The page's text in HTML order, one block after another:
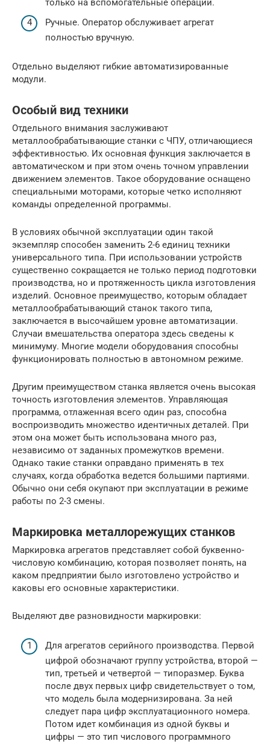
только на вспомогательные операции.
Ручные. Оператор обслуживает агрегат
полностью вручную.
Отдельно выделяют гибкие автоматизированные
модули.
Особый вид техники
Отдельного внимания заслуживают
металлообрабатывающие станки с ЧПУ, отличающиеся
эффективностью. Их основная функция заключается в
автоматическом и при этом очень точном управлении
движением элементов. Такое оборудование оснащено
специальными моторами, которые четко исполняют
команды определенной программы.
В условиях обычной эксплуатации один такой
экземпляр способен заменить 2-6 единиц техники
универсального типа. При использовании устройств
существенно сокращается не только период подготовки
производства, но и протяженность цикла изготовления
изделий. Основное преимущество, которым обладает
металлообрабатывающий станок такого типа,
заключается в высочайшем уровне автоматизации.
Случаи вмешательства оператора здесь сведены к
минимуму. Многие модели оборудования способны
функционировать полностью в автономном режиме.
Другим преимуществом станка является очень высокая
точность изготовления элементов. Управляющая
программа, отлаженная всего один раз, способна
воспроизводить множество идентичных деталей. При
этом она может быть использована много раз,
независимо от заданных промежутков времени.
Однако такие станки оправдано применять в тех
случаях, когда обработка ведется большими партиями.
Обычно они себя окупают при эксплуатации в режиме
работы по 2-3 смены.
Маркировка металлорежущих станков
Маркировка агрегатов представляет собой буквенно-
числовую комбинацию, которая позволяет понять, на
каком предприятии было изготовлено устройство и
каковы его основные характеристики.
Выделяют две разновидности маркировки:
Для агрегатов серийного производства. Первой
цифрой обозначают группу устройства, второй —
тип, третьей и четвертой — типоразмер. Буква
после двух первых цифр свидетельствует о том,
что модель была модернизирована. За ней
следует пара цифр эксплуатационного номера.
Потом идет комбинация из одной буквы и
цифры — это тип числового программного